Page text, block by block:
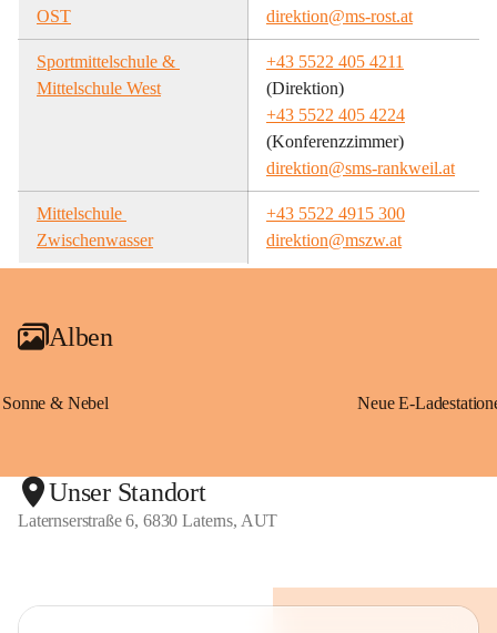
OST
direktion@ms-rost.at
Sportmittelschule &
Mittelschule West
+43 5522 405 4211
(Direktion)
+43 5522 405 4224
(Konferenzzimmer)
direktion@sms-rankweil.at
Mittelschule
Zwischenwasser
+43 5522 4915 300
direktion@mszw.at
Alben
Sonne & Nebel
Unser Standort
Laternserstraße 6, 6830 Laterns, AUT